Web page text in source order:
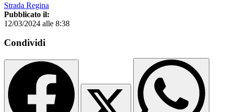
Strada Regina
Pubblicato il:
12/03/2024 alle 8:38
Condividi